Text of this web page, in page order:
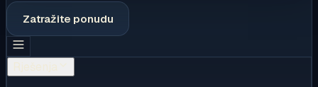
Zatražite ponudu